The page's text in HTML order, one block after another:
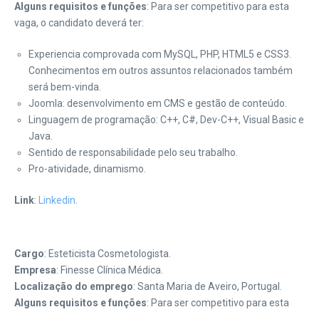
Alguns requisitos e funções: Para ser competitivo para esta
vaga, o candidato deverá ter:
Experiencia comprovada com MySQL, PHP, HTML5 e CSS3.
Conhecimentos em outros assuntos relacionados também
será bem-vinda.
Joomla: desenvolvimento em CMS e gestão de conteúdo.
Linguagem de programação: C++, C#, Dev-C++, Visual Basic e
Java.
Sentido de responsabilidade pelo seu trabalho.
Pro-atividade, dinamismo.
Link: Linkedin
Cargo: Esteticista Cosmetologista.
Empresa: Finesse Clínica Médica.
Localização do emprego: Santa Maria de Aveiro, Portugal.
Alguns requisitos e funções: Para ser competitivo para esta